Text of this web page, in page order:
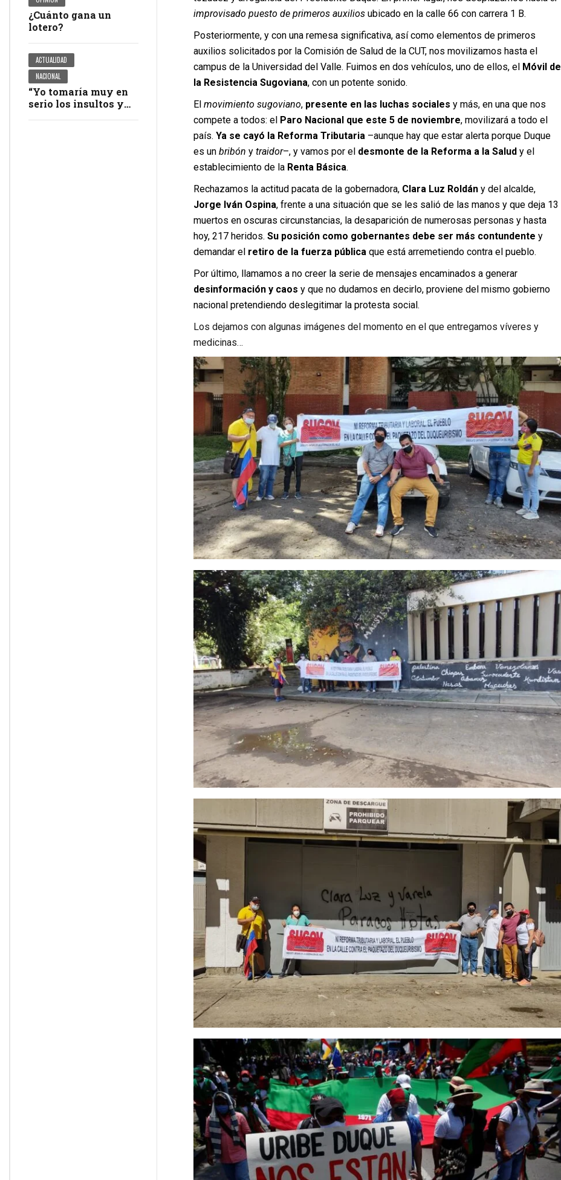
¿Cuánto gana un
lotero?
ACTUALIDAD
NACIONAL
“Yo tomaría muy en
serio los insultos y
improvisado puesto de primeros auxiliosubicado en la calle 66 con carrera 1 B.
Posteriormente, y con una remesa significativa, así como elementos de primeros
auxilios solicitados por la Comisión de Salud de la CUT, nos movilizamos hasta el
campus de la Universidad del Valle. Fuimos en dos vehículos, uno de ellos, el Móvil de
la Resistencia Sugoviana, con un potente sonido.
El movimiento sugoviano, presente en las luchas sociales y más, en una que nos
compete a todos: el Paro Nacional que este 5 de noviembre, movilizará a todo el
país. Ya se cayó la Reforma Tributaria –aunque hay que estar alerta porque Duque
es un bribón y traidor–, y vamos por el desmonte de la Reforma a la Saludy el
establecimiento de la Renta Básica.
Rechazamos la actitud pacata de la gobernadora, Clara Luz Roldány del alcalde,
Jorge Iván Ospina, frente a una situación que se les salió de las manos y que deja 13
muertos en oscuras circunstancias, la desaparición de numerosas personas y hasta
hoy, 217 heridos. Su posición como gobernantes debe ser más contundente y
demandar el retiro de la fuerza pública que está arremetiendo contra el pueblo.
Por último, llamamos a no creer la serie de mensajes encaminados a generar
desinformación y caos y que no dudamos en decirlo, proviene del mismo gobierno
nacional pretendiendo deslegitimar la protesta social.
Los dejamos con algunas imágenes del momento en el que entregamos víveres y
medicinas…